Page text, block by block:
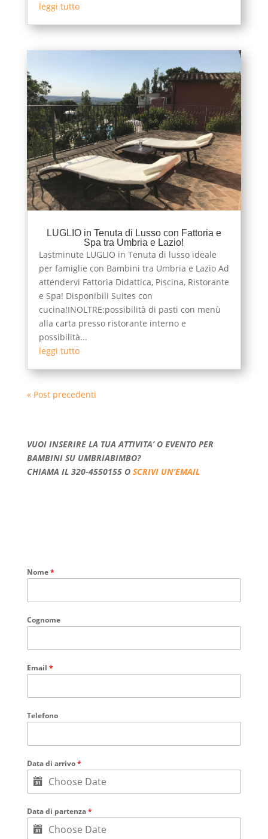
leggi tutto
LUGLIO in Tenuta di Lusso con Fattoria e
Spa tra Umbria e Lazio!
Lastminute LUGLIO in Tenuta di lusso ideale
per famiglie con Bambini tra Umbria e Lazio Ad
attendervi Fattoria Didattica, Piscina, Ristorante
e Spa! Disponibili Suites con
cucina!INOLTRE:possibilità di pasti con menù
alla carta presso ristorante interno e
possibilità...
leggi tutto
« Post precedenti
VUOI INSERIRE LA TUA ATTIVITA’ O EVENTO PER
BAMBINI SU UMBRIABIMBO?
CHIAMA IL 320-4550155 O SCRIVI UN’EMAIL
Nome*
Cognome
Email *
Telefono
Data di arrivo*
Data di partenza*